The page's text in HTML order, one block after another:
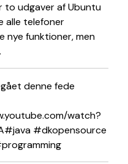
to udgaver af Ubuntu
alle telefoner
nye funktioner, men
denne fede
watch?
#dkopensource